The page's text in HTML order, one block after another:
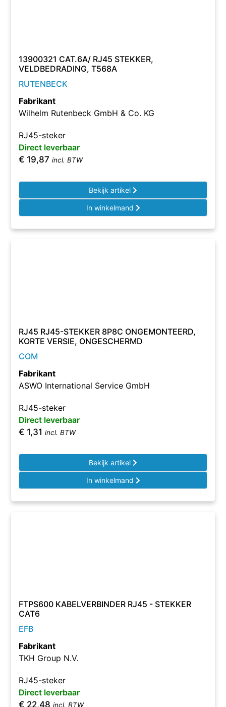
13900321 CAT.6A/ RJ45 STEKKER,
VELDBEDRADING, T568A
RUTENBECK
Fabrikant
Wilhelm Rutenbeck GmbH & Co. KG
RJ45-steker
Direct leverbaar
€ 19,87 incl. BTW
Bekijk artikel
In winkelmand
RJ45 RJ45-STEKKER 8P8C ONGEMONTEERD,
KORTE VERSIE, ONGESCHERMD
COM
Fabrikant
ASWO International Service GmbH
RJ45-steker
Direct leverbaar
€ 1,31 incl. BTW
Bekijk artikel
In winkelmand
FTPS600 KABELVERBINDER RJ45 - STEKKER
CAT6
EFB
Fabrikant
TKH Group N.V.
RJ45-steker
Direct leverbaar
€ 22,48 incl. BTW